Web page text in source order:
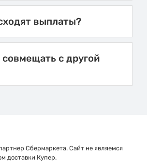
выплаты?
совмещать с другой
Сбермаркета. Сайт не являемся
доставки Купер.